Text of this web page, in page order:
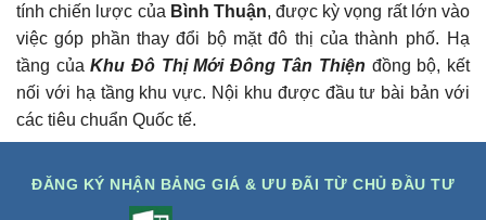
tính chiến lược của Bình Thuận, được kỳ vọng rất lớn vào
việc góp phần thay đổi bộ mặt đô thị của thành phố. Hạ
tầng củaKhu Đô Thị Mới Đông Tân Thiện đồng bộ, kết
nối với hạ tầng khu vực. Nội khu được đầu tư bài bản với
các tiêu chuẩn Quốc tế.
ĐĂNG KÝ NHẬN BẢNG GIÁ & ƯU ĐÃI TỪ CHỦ ĐẦU TƯ